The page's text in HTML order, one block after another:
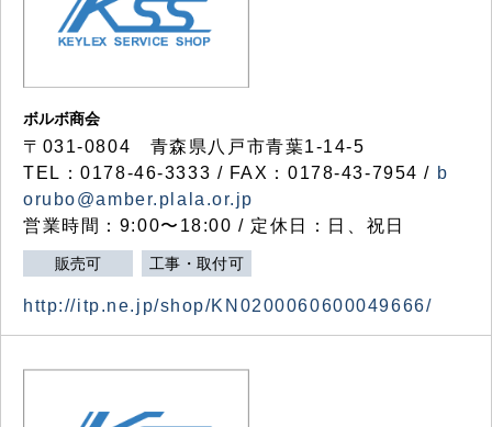
ボルボ商会
〒031-0804 青森県八戸市青葉1-14-5
TEL：0178-46-3333 / FAX：0178-43-7954 / b
orubo@amber.plala.or.jp
営業時間：9:00〜18:00 / 定休日：日、祝日
販売可 工事・取付可
http://itp.ne.jp/shop/KN0200060600049666/